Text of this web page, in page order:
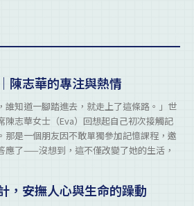
陳志華的專注與熱情
誰知道一腳踏進去，就走上了這條路。」世
陳志華女士（Eva）回想起自己初次接觸記
那是一個朋友因不敢單獨參加記憶課程，邀
應了——沒想到，這不僅改變了她的生活，
，安撫人心與生命的躁動